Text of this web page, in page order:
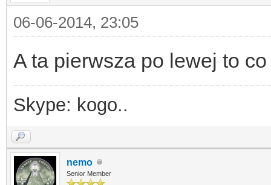
06-06-2014, 23:05
A ta pierwsza po lewej to
Skype: kogo..
nemo
Senior Member